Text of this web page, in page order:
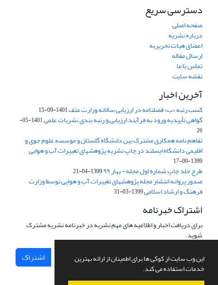
این وب سایت از کوکی ها برای اطمینان از ارائه بهترین
خدمات استفاده می کند.
دسترسی سریع
صفحه اصلی
درباره نشریه
اعضای هیات تحریریه
ارسال مقاله
تماس با ما
نقشه سایت
آخرین اخبار
کسب رتبه «ب» فصلنامه در ارزیابی سالانه وزارت عتف1401-09-15
گواهی تأییدیه ورود به فرآیند ارزیابی و رتبه بندی نشریات علمی
1401-05-
26
تفاهم نامه همکاری مشترک بین دانشگاه گلستان و موسسه علوم جوی و
اقلیمی دانشگاه ایسلند در چاپ نشریه پژوهشهای تغییرات آب و هوایی
1399-09-17
طرح جلد چاپ شماره اول مجله - بهار ۹۹ 1399-04-21
صدور پروانه انتشار مجله پژوهشهای تغییرات آب و هوایی توسط وزارت
فرهنگ و ارشاد اسلامی1399-03-31
اشتراک خبرنامه
برای دریافت اخبار و اطلاعیه های مهم نشریه در خبرنامه نشریه مشترک
شوید.
اشتراک